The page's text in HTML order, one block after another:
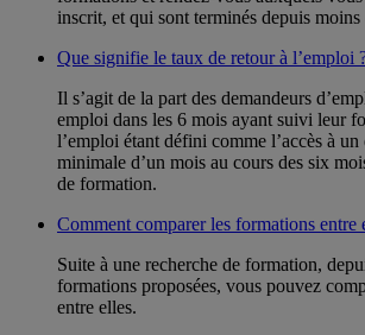
inscrit, et qui sont terminés depuis moins
Que signifie le taux de retour à l’emploi
Il s’agit de la part des demandeurs
emploi dans les 6 mois ayant suivi leur
l’emploi étant défini comme l’accès à
minimale d’un mois au cours des six
de formation.
Comment comparer les formations entre
Suite à une recherche de formation,
formations proposées, vous pouvez
entre elles.